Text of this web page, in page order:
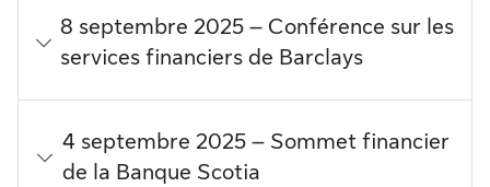
8 septembre 2025 – Conférence sur les
services financiers de Barclays
4 septembre 2025 – Sommet financier
de la Banque Scotia